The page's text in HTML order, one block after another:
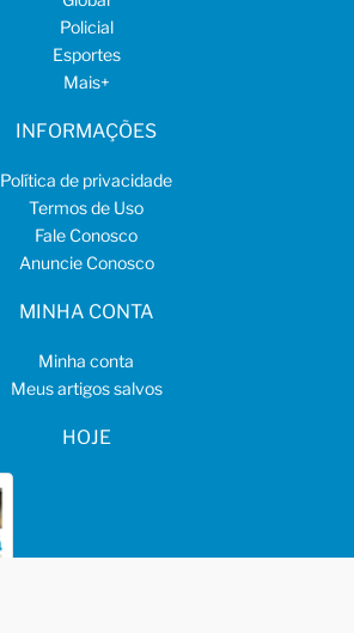
Policial
Esportes
Mais+
INFORMAÇÕES
Política de privacidade
Termos de Uso
Fale Conosco
Anuncie Conosco
MINHA CONTA
Minha conta
Meus artigos salvos
HOJE